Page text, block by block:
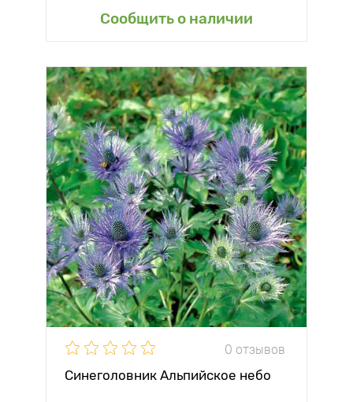
Сообщить о наличии
0 отзывов
Синеголовник Альпийское небо